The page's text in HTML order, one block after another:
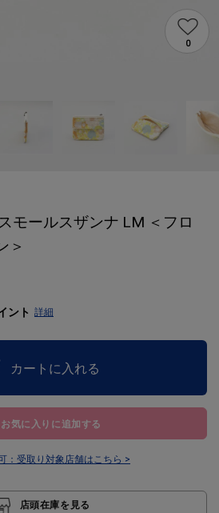
0
モールスザンナ LM ＜フロ
＞
ント 詳細
カートに入れる
お気に入りに追加する
： 受取り対象店舗はこちら >
店頭在庫を見る